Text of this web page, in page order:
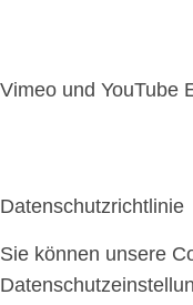
Vimeo und YouTube
Datenschutzrichtlinie
Sie können unsere